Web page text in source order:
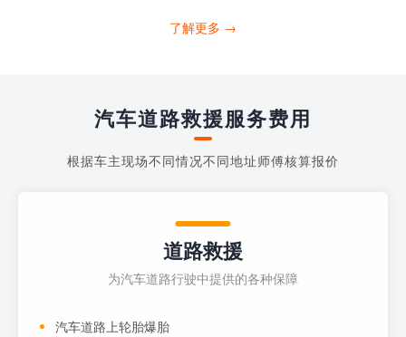
打4006363122请求送油人员来帮助你。
了解更多 →
汽车道路救援服务费用
根据车主现场不同情况不同地址师傅核算报价
道路救援
为汽车道路行驶中提供的各种保障
汽车道路上轮胎爆胎